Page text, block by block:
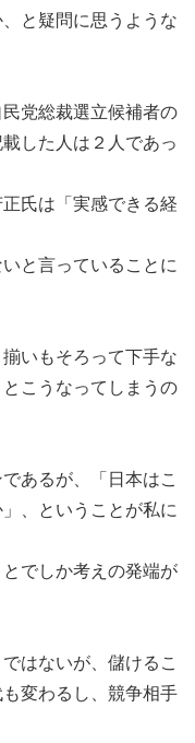
、と疑問に思うような
党総裁選立候補者の
した人は２人であっ
正氏は「実感できる経
と言っていることに
いもそろって下手な
こうなってしまうの
あるが、 「 日本はこ
」 、ということ が私に
とでしか考えの発端が
はないが、儲けるこ
変わるし、競争相手